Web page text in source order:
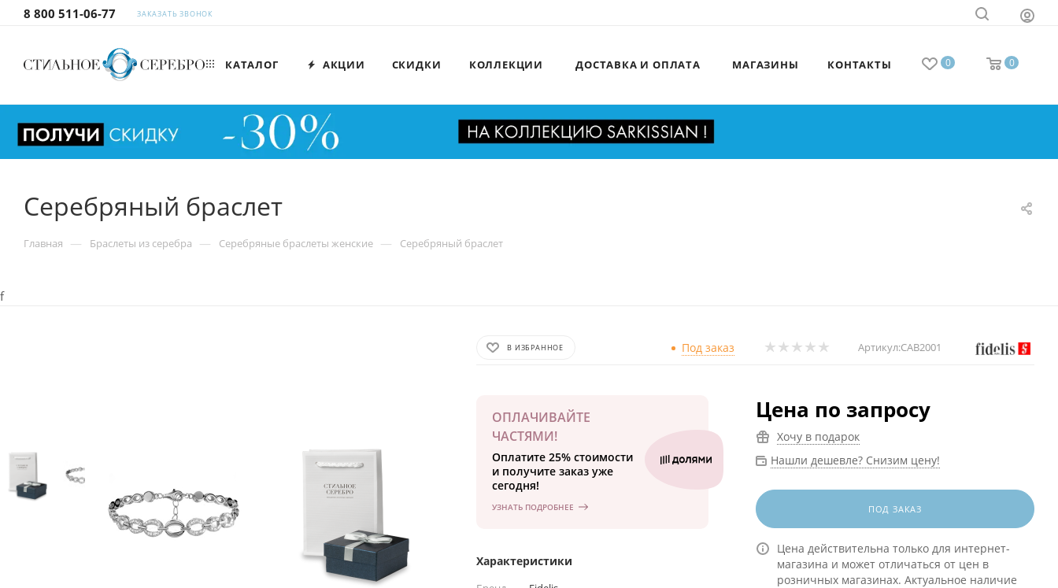
8 800 511-06-77 ЗАКАЗАТЬ ЗВОНОК
0 0
КАТАЛОГ АКЦИИ СКИДКИ КОЛЛЕКЦИИ ДОСТАВКА И ОПЛАТА МАГАЗИНЫ КОНТАКТЫ
Серебряный браслет
Главная — Браслеты из серебра — Серебряные браслеты женские — Серебряный браслет
f
В ИЗБРАННОЕ Под заказ Артикул:CAB2001
ОПЛАЧИВАЙТЕ
ЧАСТЯМИ!
Оплатите 25% стоимости
и получите заказ уже
сегодня!
УЗНАТЬ ПОДРОБНЕЕ
Характеристики
Цена по запросу
Хочу в подарок
Нашли дешевле? Снизим цену!
ПОД ЗАКАЗ
Цена действительна только для интернет-
магазина и может отличаться от цен в
розничных магазинах. Актуальное наличие